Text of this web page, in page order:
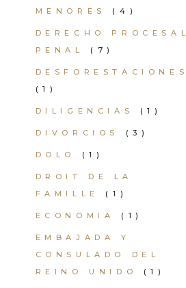
MENORES
(4)
DERECHO PROCESAL
PENAL
(7)
DESFORESTACIONES
(1)
DILIGENCIAS (1)
DIVORCIOS (3)
DOLO (1)
DROIT DE LA
FAMILLE
(1)
ECONOMIA (1)
EMBAJADA Y
CONSULADO DEL
REINO UNIDO
(1)